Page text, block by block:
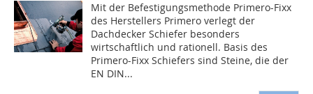
Mit der Befestigungsmethode Primero-Fixx
des Herstellers Primero verlegt der
Dachdecker Schiefer besonders
wirtschaftlich und rationell. Basis des
Primero-Fixx Schiefers sind Steine, die der
EN DIN...